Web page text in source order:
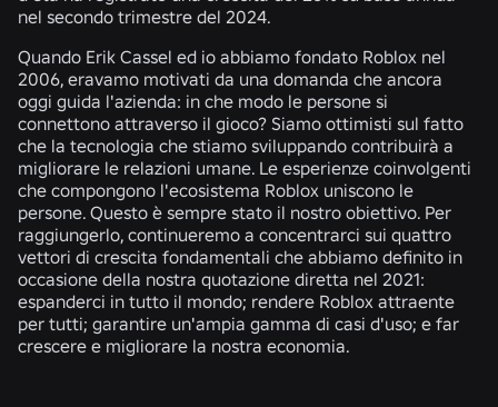
nel secondo trimestre del 2024.
Quando Erik Cassel ed io abbiamo fondato Roblox nel
2006, eravamo motivati da una domanda che ancora
oggi guida l'azienda: in che modo le persone si
connettono attraverso il gioco? Siamo ottimisti sul fatto
che la tecnologia che stiamo sviluppando contribuirà a
migliorare le relazioni umane. Le esperienze coinvolgenti
che compongono l'ecosistema Roblox uniscono le
persone. Questo è sempre stato il nostro obiettivo. Per
raggiungerlo, continueremo a concentrarci sui quattro
vettori di crescita fondamentali che abbiamo definito in
occasione della nostra quotazione diretta nel 2021:
espanderci in tutto il mondo; rendere Roblox attraente
per tutti; garantire un'ampia gamma di casi d'uso; e far
crescere e migliorare la nostra economia.